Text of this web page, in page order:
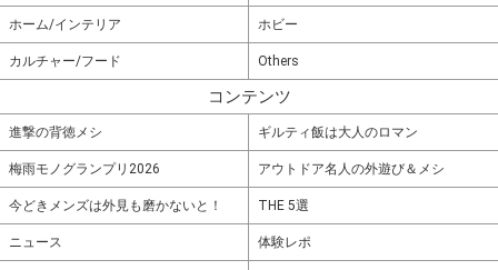
ホーム/インテリア ホビー
カルチャー/フード Others
コンテンツ
進撃の背徳メシ ギルティ飯は大人のロマン
梅雨モノグランプリ2026 アウトドア名人の外遊び＆メシ
今どきメンズは外見も磨かないと！ THE 5選
ニュース 体験レポ